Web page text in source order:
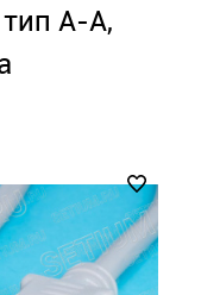
А-А,